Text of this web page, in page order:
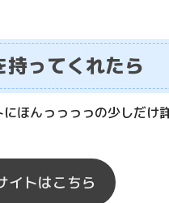
持ってくれたら
ほんっっっっの少しだけ
イトはこちら